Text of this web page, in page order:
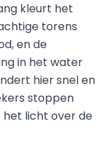
kleurt het
torens
en de
in het water
hier snel en
stoppen
het licht over de